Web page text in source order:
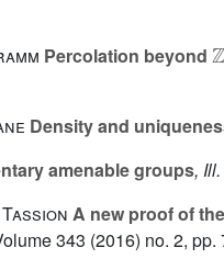
Percolation beyond
Density and
amenable groups,
A new proof of
343 (2016) no. 2, pp.